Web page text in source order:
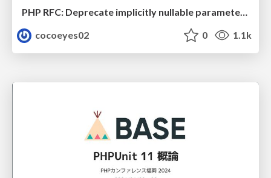
PHP RFC: Deprecate implicitly nullable parameter types をサクッと話す
cocoeyes02
0 1.1k